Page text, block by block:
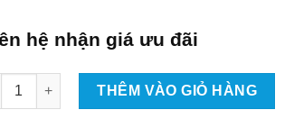
hệ nhận giá ưu đãi
Ghế Chỉnh Điện Xe Vinfast Limo Green số lượng
THÊM VÀO GIỎ HÀNG